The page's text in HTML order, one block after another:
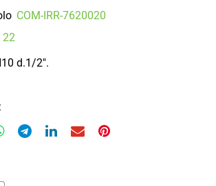
COM-IRR-7620020
22
d.1/2".